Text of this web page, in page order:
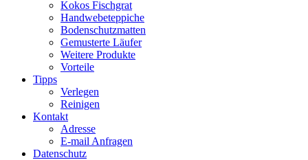
Kokos Fischgrat
Handwebeteppiche
Bodenschutzmatten
Gemusterte Läufer
Weitere Produkte
Vorteile
Tipps
Verlegen
Reinigen
Kontakt
Adresse
E-mail Anfragen
Datenschutz